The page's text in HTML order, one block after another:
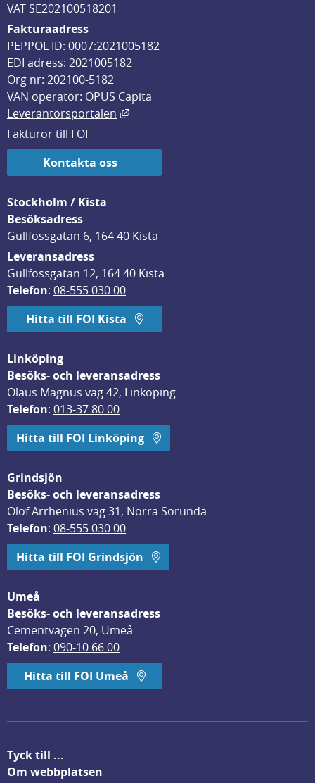
VAT SE202100518201
Fakturaadress
PEPPOL ID: 0007:2021005182
EDI adress: 2021005182
Org nr: 202100-5182
VAN operatör: OPUS Capita
Leverantörsportalen
Länk till annan webbplats, öppnas
Fakturor till FOI
Kontakta oss
Stockholm / Kista
Besöksadress
Gullfossgatan 6, 164 40 Kista
Leveransadress
Gullfossgatan 12, 164 40 Kista
Telefon: 08-555 030 00
Hitta till FOI Kista
Linköping
Besöks- och leveransadress
Olaus Magnus väg 42, Linköping
Telefon: 013-37 80 00
Hitta till FOI Linköping
Grindsjön
Besöks- och leveransadress
Olof Arrhenius väg 31, Norra Sorunda
Telefon: 08-555 030 00
Hitta till FOI Grindsjön
Umeå
Besöks- och leveransadress
Cementvägen 20, Umeå
Telefon: 090-10 66 00
Hitta till FOI Umeå
Tyck till ...
Om webbplatsen